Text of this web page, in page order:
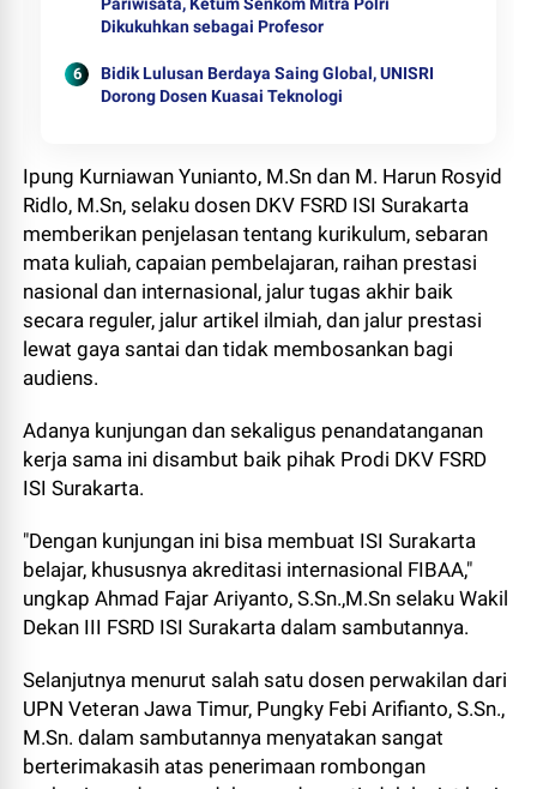
Dikukuhkan sebagai Profesor
Bidik Lulusan Berdaya Saing Global, UNISRI
Dorong Dosen Kuasai Teknologi
Ipung Kurniawan Yunianto, M.Sn dan M. Harun Rosyid
Ridlo, M.Sn, selaku dosen DKV FSRD ISI Surakarta
memberikan penjelasan tentang kurikulum, sebaran
mata kuliah, capaian pembelajaran, raihan prestasi
nasional dan internasional, jalur tugas akhir baik
secara reguler, jalur artikel ilmiah, dan jalur prestasi
lewat gaya santai dan tidak membosankan bagi
audiens.
Adanya kunjungan dan sekaligus penandatanganan
kerja sama ini disambut baik pihak Prodi DKV FSRD
ISI Surakarta.
"Dengan kunjungan ini bisa membuat ISI Surakarta
belajar, khususnya akreditasi internasional FIBAA,"
ungkap Ahmad Fajar Ariyanto, S.Sn.,M.Sn selaku Wakil
Dekan III FSRD ISI Surakarta dalam sambutannya.
Selanjutnya menurut salah satu dosen perwakilan dari
UPN Veteran Jawa Timur, Pungky Febi Arifianto, S.Sn.,
M.Sn. dalam sambutannya menyatakan sangat
berterimakasih atas penerimaan rombongan